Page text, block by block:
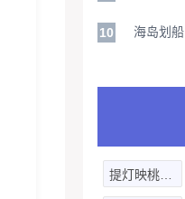
10 海岛划船